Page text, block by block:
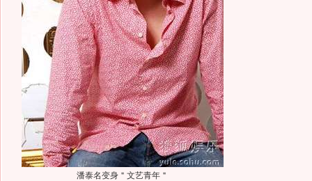
潘泰名变身＂文艺青年＂